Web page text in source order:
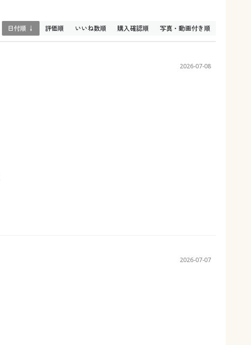
日付順 ↓ 評価順 いいね数順 購入確認順 写真・動画付き順
2026-07-08
2026-07-07